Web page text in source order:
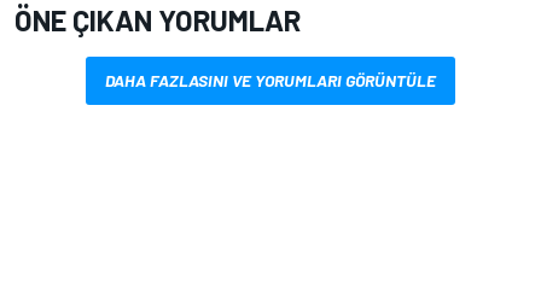
ÖNE ÇIKAN YORUMLAR
DAHA FAZLASINI VE YORUMLARI GÖRÜNTÜLE